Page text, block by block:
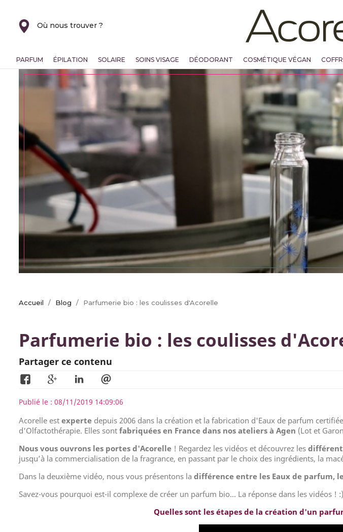
Où nous trouver ?
PARFUM ÉPILATION SOLAIRE SOINS VISAGE DÉODORANT COSMÉTIQUE VÉGAN
Accueil Blog Parfumerie bio : les coulisses d'Acorelle
Parfumerie bio : les coulisses
Partager ce contenu
Publié le : 08/11/2019 14:09:06
Acorelle est experte depuis 2006 dans la création et la fabrication d'Eaux de parfum
d'Olfactothérapie. Elles sont fabriquées en France dans nos ateliers à Agen (Lot et
Nous vous ouvrons les portes d'Acorelle ! Regardez les vidéos et découvrez les
jusqu’à la commercialisation de la fragrance, en passant par le choix des ingrédients, la
Dans la deuxième vidéo, nous vous présentons la différence entre les Eaux de parfum,
Savez-vous pourquoi est-il complexe de créer un parfum bio... La réponse dans les vidéos ! :)
Quelles sont les étapes de la création d'un